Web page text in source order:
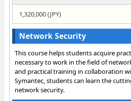
1,320,000 (JPY)
Network Security
This course helps students acquire
necessary to work in the field of
and practical training in collaboration
Symantec, students can learn the
network security.